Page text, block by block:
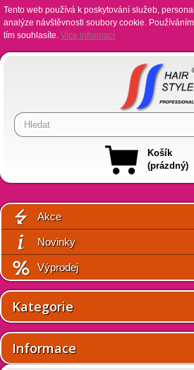
Tento web používá k poskytování služeb,
analýze návštěvnosti soubory cookie.
tím souhlasíte. Více informací
Košík
(prázdný)
Akce
Novinky
Výprodej
Kategorie
Informace